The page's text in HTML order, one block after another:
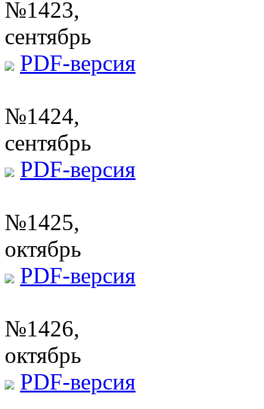
№1423,
сентябрь
PDF-версия
№1424,
сентябрь
PDF-версия
№1425,
октябрь
PDF-версия
№1426,
октябрь
PDF-версия